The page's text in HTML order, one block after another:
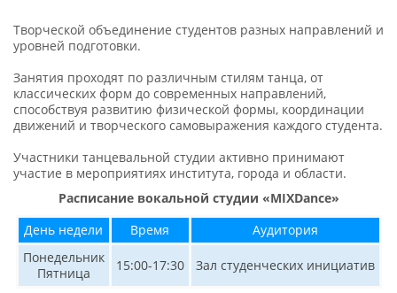
Творческой объединение студентов разных направлений и
уровней подготовки.
Занятия проходят по различным стилям танца, от
классических форм до современных направлений,
способствуя развитию физической формы, координации
движений и творческого самовыражения каждого студента.
Участники танцевальной студии активно принимают
участие в мероприятиях института, города и области.
Расписание вокальной студии «MIXDance»
День недели
Время
Аудитория
Понедельник
Пятница
15:00-17:30 Зал студенческих инициатив